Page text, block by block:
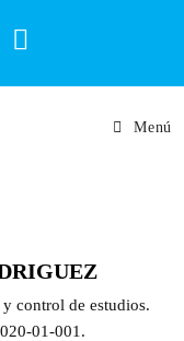
Menú
control de estudios.
01-001.